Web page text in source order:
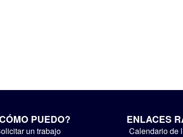
PUEDO?
un trabajo
ENLACES
Calendario de